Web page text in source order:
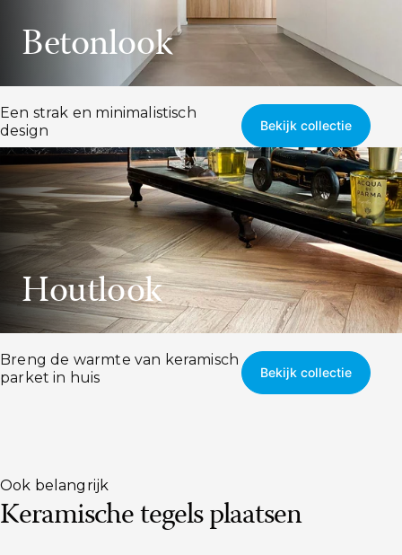
Betonlook
Een strak en minimalistisch
design
Bekijk collectie
Houtlook
Breng de warmte van keramisch
parket in huis
Bekijk collectie
Ook belangrijk
Keramische tegels plaatsen